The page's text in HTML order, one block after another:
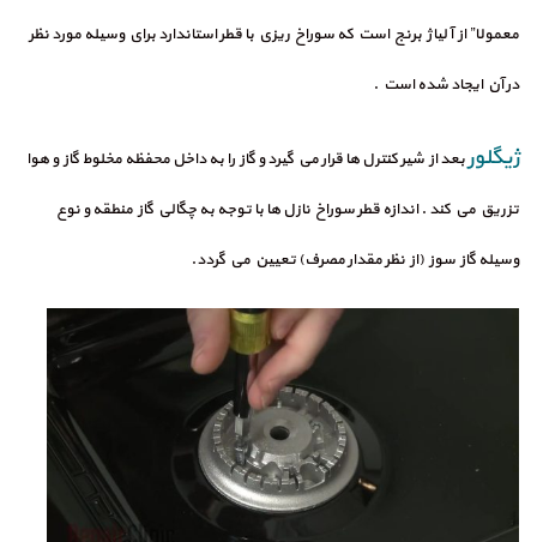
معمولا” از آلياژ برنج است كه سوراخ ريزي با قطر استاندارد براي وسيله مورد نظر
در آن ايجاد شده است .
ژيگلوربعد از شير كنترل ها قرار مي گيرد و گاز را به داخل محفظه مخلوط گاز و هوا
تزريق مي كند . اندازه قطر سوراخ نازل ها با توجه به چگالي گاز منطقه و نوع
وسيله گاز سوز (از نظر مقدار مصرف) تعيين مي گردد.